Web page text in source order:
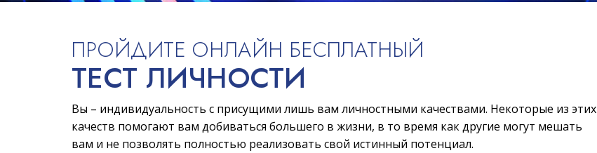
ПРОЙДИТЕ ОНЛАЙН БЕСПЛАТНЫЙ
ТЕСТ ЛИЧНОСТИ
Вы – индивидуальность с присущими лишь вам личностными качествами. Некоторые из этих
качеств помогают вам добиваться большего в жизни, в то время как другие могут мешать
вам и не позволять полностью реализовать свой истинный потенциал.